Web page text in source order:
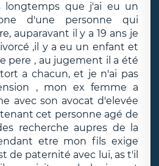
longtemps que j'ai eu un
d'une personne qui
auparavant il y a 19 ans je
,il y a eu un enfant et
pere , au jugement il a été
a chacun, et je n'ai pas
, mon ex femme a
avec son avocat d'elevée
cet personne agé de
recherche aupres de la
etre mon fils exige
de paternité avec lui, as t'il